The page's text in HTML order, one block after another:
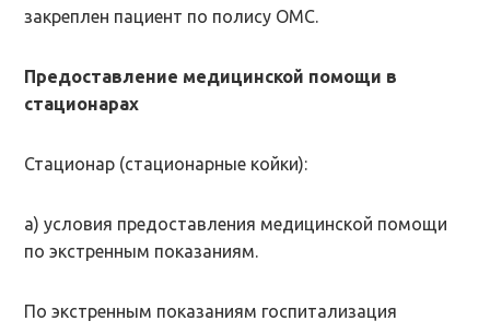
закреплен пациент по полису ОМС.
Предоставление медицинской помощи в
стационарах
Стационар (стационарные койки):
а) условия предоставления медицинской помощи
по экстренным показаниям.
По экстренным показаниям госпитализация